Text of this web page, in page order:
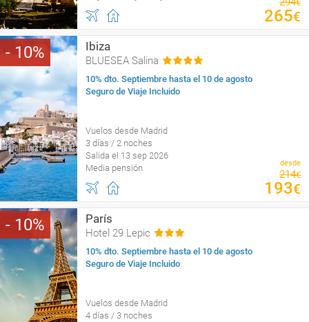
€
265€
10 Ibiza
BLUESEA Salina
10% dto. Septiembre hasta el 10 de agosto
Seguro de Viaje Incluido
Vuelos desde Madrid
3 días / 2 noches
Salida el 13 sep 2026
Media pensión
desde
214€
193€
10 París
Hotel 29 Lepic
10% dto. Septiembre hasta el 10 de agosto
Seguro de Viaje Incluido
Vuelos desde Madrid
4 días / 3 noches